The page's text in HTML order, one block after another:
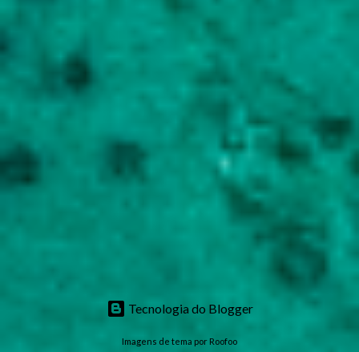
Tecnologia do Blogger
Imagens de tema por Roofoo